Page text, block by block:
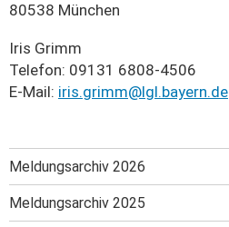
80538 München
Iris Grimm
Telefon: 09131 6808-4506
E-Mail: iris.grimm@lgl.bayern.de
Meldungsarchiv 2026
Meldungsarchiv 2025